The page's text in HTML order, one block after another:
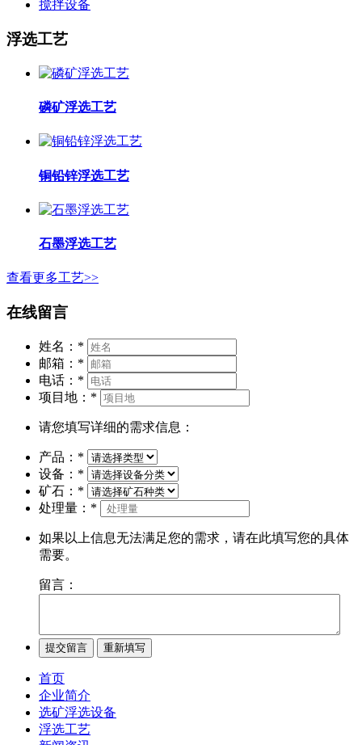
搅拌设备
浮选工艺
磷矿浮选工艺
铜铅锌浮选工艺
石墨浮选工艺
查看更多工艺>>
在线留言
姓名： *
邮箱： *
电话： *
项目地： *
请您填写详细的需求信息：
产品： *
设备： *
矿石： *
处理量： *
如果以上信息无法满足您的需求，请在此填写您的具体
需要。
留言：
首页
企业简介
选矿浮选设备
浮选工艺